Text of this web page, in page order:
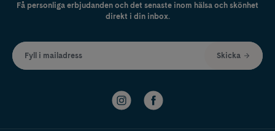
Få personliga erbjudanden och det senaste inom hälsa och skönhet
direkt i din inbox.
Fyll i mailadress Skicka